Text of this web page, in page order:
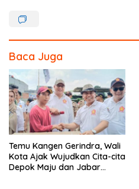
o
o
k
Baca Juga
Temu Kangen Gerindra, Wali
Kota Ajak Wujudkan Cita-cita
Depok Maju dan Jabar